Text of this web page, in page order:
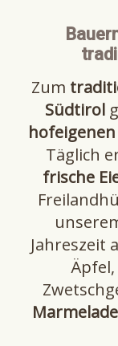
Zum
Südtirol
Täglich
frische
Jahreszeit